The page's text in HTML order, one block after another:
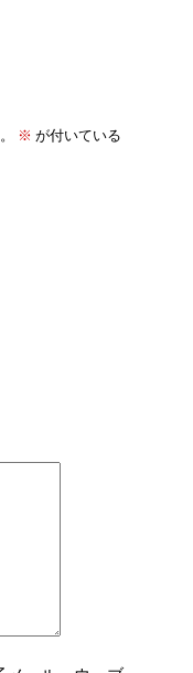
※ が付いている